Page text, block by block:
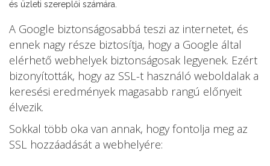
és üzleti szereplői számára.
A Google biztonságosabbá teszi az internetet, és
ennek nagy része biztosítja, hogy a Google által
elérhető webhelyek biztonságosak legyenek. Ezért
bizonyították, hogy az SSL-t használó weboldalak a
keresési eredmények magasabb rangú előnyeit
élvezik.
Sokkal több oka van annak, hogy fontolja meg az
SSL hozzáadását a webhelyére: